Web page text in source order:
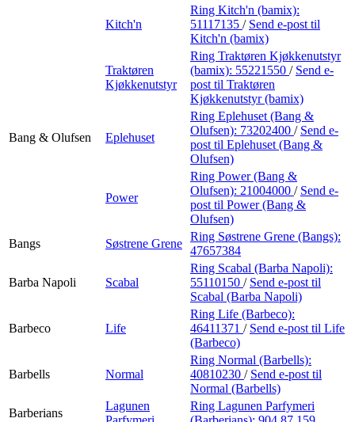
Kitch'n
Ring Kitch'n (bamix):
51117135 / Send e-post til
Kitch'n (bamix)
Traktøren
Kjøkkenutstyr
Ring Traktøren Kjøkkenutstyr
(bamix): 55221550 / Send e-
post til Traktøren
Kjøkkenutstyr (bamix)
Bang & Olufsen Eplehuset
Ring Eplehuset (Bang &
Olufsen): 73202400 / Send e-
post til Eplehuset (Bang &
Olufsen)
Power
Ring Power (Bang &
Olufsen): 21004000 / Send e-
post til Power (Bang &
Olufsen)
Bangs
Søstrene Grene
Ring Søstrene Grene (Bangs):
47657384
Barba Napoli Scabal
Ring Scabal (Barba Napoli):
55110150 / Send e-post til
Scabal (Barba Napoli)
Barbeco Life
Ring Life (Barbeco):
46411371 / Send e-post til Life
(Barbeco)
Barbells Normal
Ring Normal (Barbells):
40810230 / Send e-post til
Normal (Barbells)
Barberians
Lagunen
Ring Lagunen Parfymeri